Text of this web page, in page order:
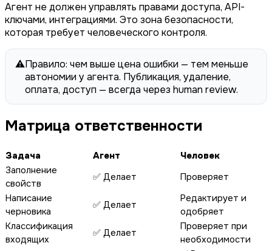
Агент не должен управлять правами доступа, API-
ключами, интеграциями. Это зона безопасности,
которая требует человеческого контроля.
⚠️Правило: чем выше цена ошибки — тем меньше
автономии у агента. Публикация, удаление,
оплата, доступ — всегда через human review.
Матрица ответственности
Задача Агент
Человек
Заполнение
свойств
✅ Делает
Проверяет
Написание
черновика
✅ Делает
Редактирует и
одобряет
Классификация
входящих
✅ Делает
Проверяет при
необходимости